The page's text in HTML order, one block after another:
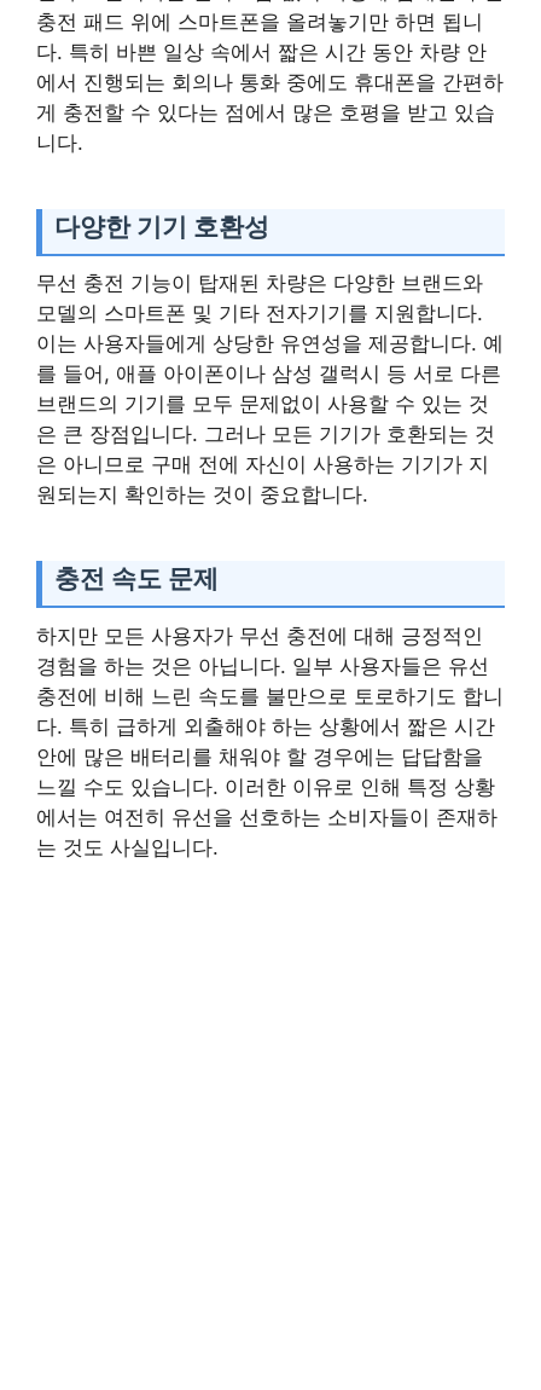
충전 패드 위에 스마트폰을 올려놓기만 하면 됩니
다. 특히 바쁜 일상 속에서 짧은 시간 동안 차량 안
에서 진행되는 회의나 통화 중에도 휴대폰을 간편하
게 충전할 수 있다는 점에서 많은 호평을 받고 있습
니다.
다양한 기기 호환성
무선 충전 기능이 탑재된 차량은 다양한 브랜드와
모델의 스마트폰 및 기타 전자기기를 지원합니다.
이는 사용자들에게 상당한 유연성을 제공합니다. 예
를 들어, 애플 아이폰이나 삼성 갤럭시 등 서로 다른
브랜드의 기기를 모두 문제없이 사용할 수 있는 것
은 큰 장점입니다. 그러나 모든 기기가 호환되는 것
은 아니므로 구매 전에 자신이 사용하는 기기가 지
원되는지 확인하는 것이 중요합니다.
충전 속도 문제
하지만 모든 사용자가 무선 충전에 대해 긍정적인
경험을 하는 것은 아닙니다. 일부 사용자들은 유선
충전에 비해 느린 속도를 불만으로 토로하기도 합니
다. 특히 급하게 외출해야 하는 상황에서 짧은 시간
안에 많은 배터리를 채워야 할 경우에는 답답함을
느낄 수도 있습니다. 이러한 이유로 인해 특정 상황
에서는 여전히 유선을 선호하는 소비자들이 존재하
는 것도 사실입니다.